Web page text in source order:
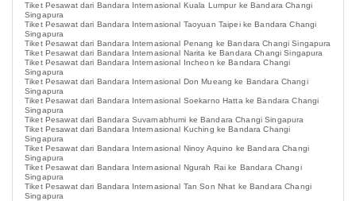
Tiket Pesawat dari Bandara Internasional Kuala Lumpur ke Bandara Changi
Singapura
Tiket Pesawat dari Bandara Internasional Taoyuan Taipei ke Bandara Changi
Singapura
Tiket Pesawat dari Bandara Internasional Penang ke Bandara Changi Singapura
Tiket Pesawat dari Bandara Internasional Narita ke Bandara Changi Singapura
Tiket Pesawat dari Bandara Internasional Incheon ke Bandara Changi
Singapura
Tiket Pesawat dari Bandara Internasional Don Mueang ke Bandara Changi
Singapura
Tiket Pesawat dari Bandara Internasional Soekarno Hatta ke Bandara Changi
Singapura
Tiket Pesawat dari Bandara Suvarnabhumi ke Bandara Changi Singapura
Tiket Pesawat dari Bandara Internasional Kuching ke Bandara Changi
Singapura
Tiket Pesawat dari Bandara Internasional Ninoy Aquino ke Bandara Changi
Singapura
Tiket Pesawat dari Bandara Internasional Ngurah Rai ke Bandara Changi
Singapura
Tiket Pesawat dari Bandara Internasional Tan Son Nhat ke Bandara Changi
Singapura